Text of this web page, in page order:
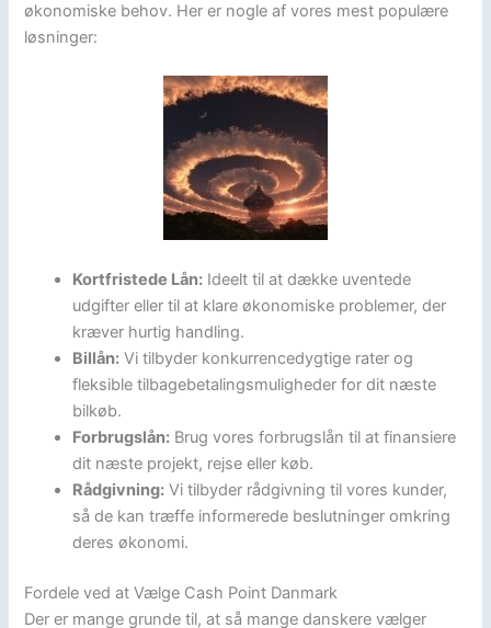
økonomiske behov. Her er nogle af vores mest populære
løsninger:
Kortfristede Lån: Ideelt til at dække uventede
udgifter eller til at klare økonomiske problemer, der
kræver hurtig handling.
Billån: Vi tilbyder konkurrencedygtige rater og
fleksible tilbagebetalingsmuligheder for dit næste
bilkøb.
Forbrugslån: Brug vores forbrugslån til at finansiere
dit næste projekt, rejse eller køb.
Rådgivning: Vi tilbyder rådgivning til vores kunder,
så de kan træffe informerede beslutninger omkring
deres økonomi.
Fordele ved at Vælge Cash Point Danmark
Der er mange grunde til, at så mange danskere vælger